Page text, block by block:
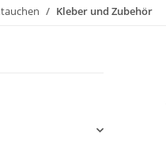
Kleber und Zubehör